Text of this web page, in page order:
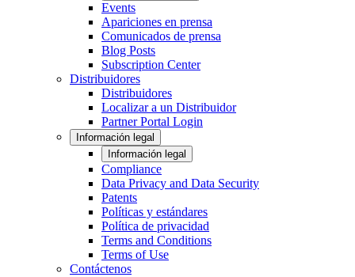
Events
Apariciones en prensa
Comunicados de prensa
Blog Posts
Subscription Center
Distribuidores
Distribuidores
Localizar a un Distribuidor
Partner Portal Login
Información legal
Información legal
Compliance
Data Privacy and Data Security
Patents
Políticas y estándares
Política de privacidad
Terms and Conditions
Terms of Use
Contáctenos